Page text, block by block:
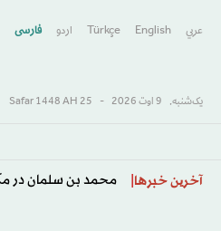
عربي English
Türkçe اردو فارسى
یک‌شنبه, 9 اوت 2026 -
25 Safar 1448 AH
آخرین خبرها